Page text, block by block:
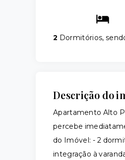
2 Dormitórios,
Descrição do
Apartamento Alto
percebe
do Imóvel: - 2
integração à